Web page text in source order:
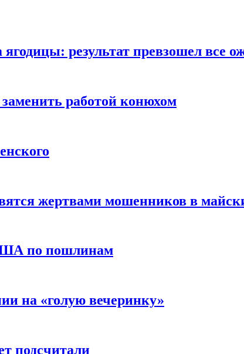
результат превзошел все
работой конюхом
жертвами мошенников в
по пошлинам
на «голую вечеринку»
подсчитали